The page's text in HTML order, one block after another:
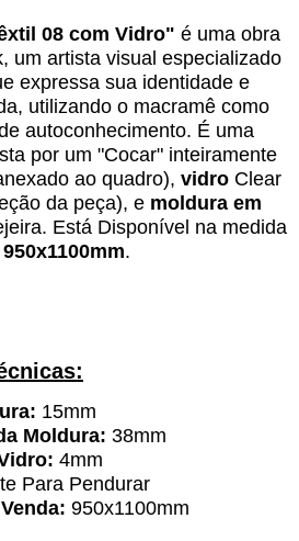
08 com Vidro" é uma obra
um artista visual especializado
expressa sua identidade e
utilizando o macramê como
autoconhecimento. É uma
por um "Cocar" inteiramente
ao quadro),vidro Clear
da peça), e moldura em
Está Disponível na medida
950x1100mm.
15mm
Moldura: 38mm
4mm
Para Pendurar
950x1100mm